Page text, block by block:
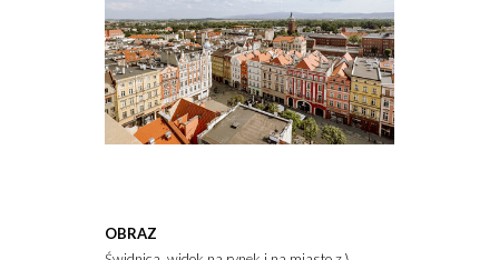
OBRAZ